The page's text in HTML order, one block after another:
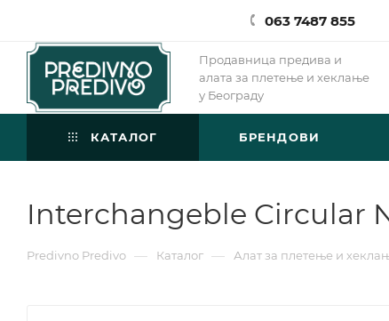
063 7487 855
Продавница предива и
алата за плетење и хеклање
у Београду
КАТАЛОГ БРЕНДОВИ
Interchangeble Circular
Predivno Predivo — Каталог — Алат за плетење и